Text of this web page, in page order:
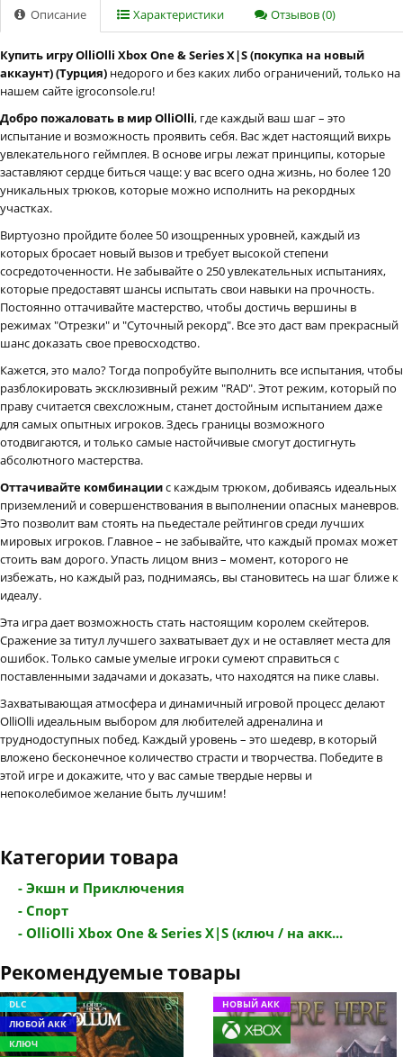
Описание Характеристики Отзывов (0)
Купить игру OlliOlli Xbox One & Series X|S (покупка на новый
аккаунт) (Турция) недорого и без каких либо ограничений, только на
нашем сайте igroconsole.ru!
Добро пожаловать в мир OlliOlli, где каждый ваш шаг – это
испытание и возможность проявить себя. Вас ждет настоящий вихрь
увлекательного геймплея. В основе игры лежат принципы, которые
заставляют сердце биться чаще: у вас всего одна жизнь, но более 120
уникальных трюков, которые можно исполнить на рекордных
участках.
Виртуозно пройдите более 50 изощренных уровней, каждый из
которых бросает новый вызов и требует высокой степени
сосредоточенности. Не забывайте о 250 увлекательных испытаниях,
которые предоставят шансы испытать свои навыки на прочность.
Постоянно оттачивайте мастерство, чтобы достичь вершины в
режимах "Отрезки" и "Суточный рекорд". Все это даст вам прекрасный
шанс доказать свое превосходство.
Кажется, это мало? Тогда попробуйте выполнить все испытания, чтобы
разблокировать эксклюзивный режим "RAD". Этот режим, который по
праву считается свехсложным, станет достойным испытанием даже
для самых опытных игроков. Здесь границы возможного
отодвигаются, и только самые настойчивые смогут достигнуть
абсолютного мастерства.
Оттачивайте комбинациис каждым трюком, добиваясь идеальных
приземлений и совершенствования в выполнении опасных маневров.
Это позволит вам стоять на пьедестале рейтингов среди лучших
мировых игроков. Главное – не забывайте, что каждый промах может
стоить вам дорого. Упасть лицом вниз – момент, которого не
избежать, но каждый раз, поднимаясь, вы становитесь на шаг ближе к
идеалу.
Эта игра дает возможность стать настоящим королем скейтеров.
Сражение за титул лучшего захватывает дух и не оставляет места для
ошибок. Только самые умелые игроки сумеют справиться с
поставленными задачами и доказать, что находятся на пике славы.
Захватывающая атмосфера и динамичный игровой процесс делают
OlliOlli идеальным выбором для любителей адреналина и
труднодоступных побед. Каждый уровень – это шедевр, в который
вложено бесконечное количество страсти и творчества. Победите в
этой игре и докажите, что у вас самые твердые нервы и
непоколебимое желание быть лучшим!
Категории товара
- Экшн и Приключения
- Спорт
- OlliOlli Xbox One & Series X|S (ключ / на акк...
Рекомендуемые товары
DLC
ЛЮБОЙ АКК
КЛЮЧ
НОВЫЙ АКК